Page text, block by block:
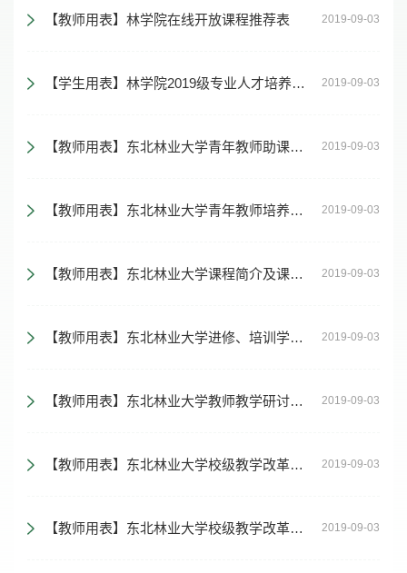
【教师用表】林学院在线开放课程推荐表 2019-09-03
【学生用表】林学院2019级专业人才培养方案 2019-09-03
【教师用表】东北林业大学青年教师助课情况登记表 2019-09-03
【教师用表】东北林业大学青年教师培养计划 2019-09-03
【教师用表】东北林业大学课程简介及课程教学大纲模板 2019-09-03
【教师用表】东北林业大学进修、培训学员进修登记表 2019-09-03
【教师用表】东北林业大学教师教学研讨会（培训班）申报表 2019-09-03
【教师用表】东北林业大学校级教学改革项目立项相关材料 2019-09-03
【教师用表】东北林业大学校级教学改革项目（重点委托项目）结题相关材料 2019-09-03